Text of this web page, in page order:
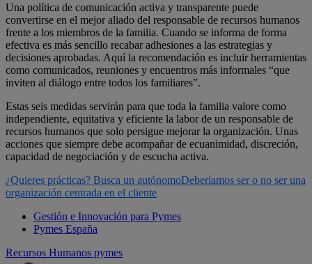
Una política de comunicación activa y transparente puede
convertirse en el mejor aliado del responsable de recursos humanos
frente a los miembros de la familia. Cuando se informa de forma
efectiva es más sencillo recabar adhesiones a las estrategias y
decisiones aprobadas. Aquí la recomendación es incluir herramientas
como comunicados, reuniones y encuentros más informales “que
inviten al diálogo entre todos los familiares”.
Estas seis medidas servirán para que toda la familia valore como
independiente, equitativa y eficiente la labor de un responsable de
recursos humanos que solo persigue mejorar la organización. Unas
acciones que siempre debe acompañar de ecuanimidad, discreción,
capacidad de negociación y de escucha activa.
¿Quieres prácticas? Busca un autónomoDeberíamos ser o no ser una
organización centrada en el cliente
Gestión e Innovación para Pymes
Pymes España
Recursos Humanos pymes